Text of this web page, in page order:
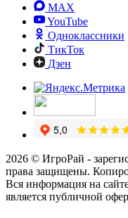
MAX
YouTube
Одноклассники
ТикТок
Дзен
2026 © ИгроРай -
права защищены.
Вся информация на
является публичной